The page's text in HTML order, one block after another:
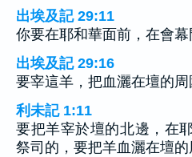
出埃及記 29:11
你要在耶和華面前，在會幕
出埃及記 29:16
要宰這羊，把血灑在壇的周
利未記 1:11
要把羊宰於壇的北邊，在
祭司的，要把羊血灑在壇的